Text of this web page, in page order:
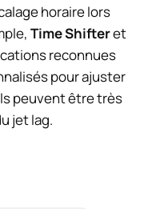
horaire lors
Time Shifteret
reconnues
pour ajuster
peuvent être très
jet lag.